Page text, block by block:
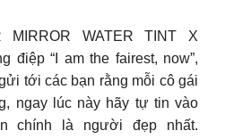
MIRROR WATER TINT X
điệp “I am the fairest, now”,
tới các bạn rằng mỗi cô gái
ngay lúc này hãy tự tin vào
chính là người đẹp nhất.